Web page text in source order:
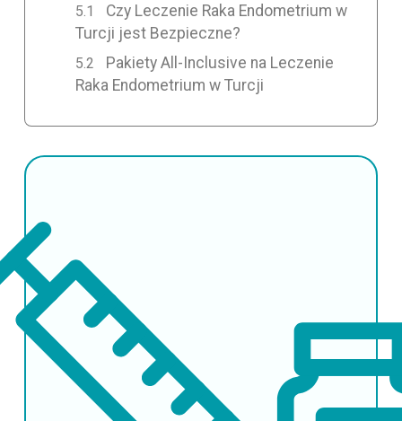
Czy Leczenie Raka Endometrium w
Turcji jest Bezpieczne?
Pakiety All-Inclusive na Leczenie
Raka Endometrium w Turcji